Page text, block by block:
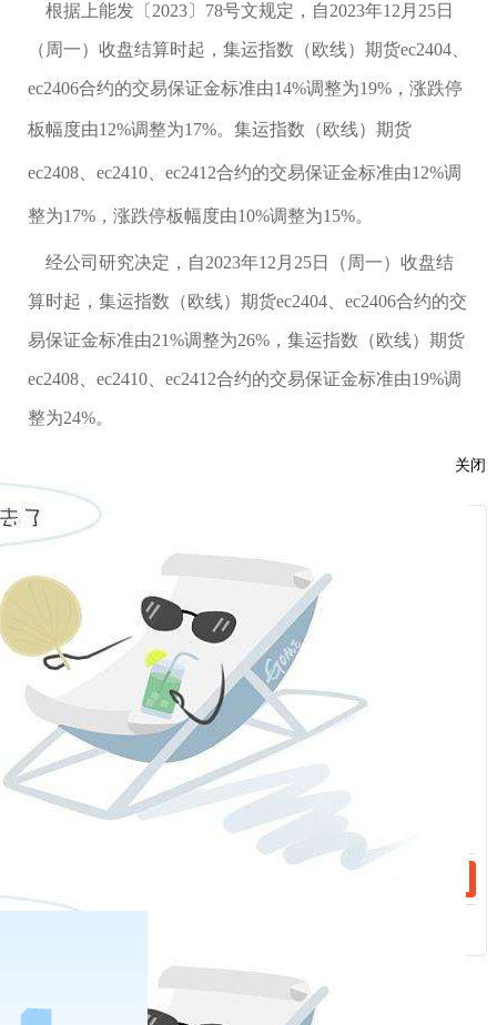
根据上能发〔2023〕78号文规定，自2023年12月25日
（周一）收盘结算时起，集运指数（欧线）期货ec2404、
ec2406合约的交易保证金标准由14%调整为19%，涨跌停
板幅度由12%调整为17%。 集运指数（欧线）期货
ec2408、ec2410、ec2412合约的交易保证金标准由12%调
整为17%，涨跌停板幅度由10%调整为15%。
经公司研究决定，自2023年12月25日（周一）收盘结
算时起，集运指数（欧线）期货ec2404、ec2406合约的交
易保证金标准由21%调整为26%，集运指数（欧线）期货
ec2408、ec2410、ec2412合约的交易保证金标准由19%调
整为24%。
于上述标准的，仍按原规定执行
特此通知。
福能期货股份有限公司
2023年
12月25日
2023-12-27
关闭
：
：